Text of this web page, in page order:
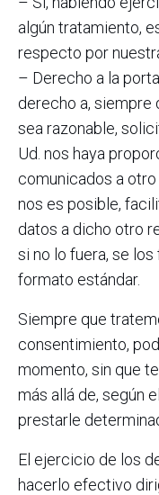
algún tratamiento,
respecto por
– Derecho a la
derecho a,
sea razonable,
Ud. nos haya
comunicados a
nos es posible,
datos a dicho otro
si no lo fuera, se
formato estándar.
Siempre que
consentimiento,
momento, sin que
más allá de, según
prestarle
El ejercicio de los
hacerlo efectivo